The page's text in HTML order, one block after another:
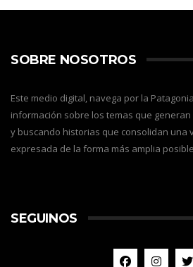
SOBRE NOSOTROS
Este medio digital, navega por la
información sobre los temas que
y buscando historias que consolidan una
expresada de la forma más amplia
SEGUINOS